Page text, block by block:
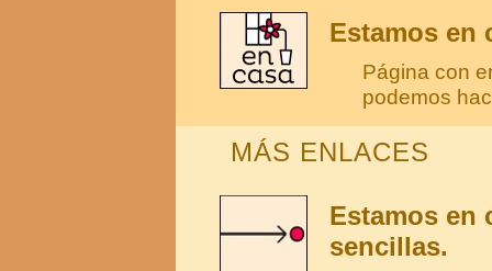
Estamos en
Página con
podemos
MÁS ENLACES
Estamos en
sencillas.